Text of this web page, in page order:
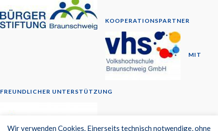
KOOPERATIONSPARTNER
MIT
FREUNDLICHER UNTERSTÜTZUNG
© 2014-2026
Wir verwenden Cookies. Einerseits technisch notwendige, ohne